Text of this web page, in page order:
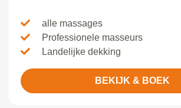
alle massages
Professionele masseurs
Landelijke dekking
BEKIJK & BOEK